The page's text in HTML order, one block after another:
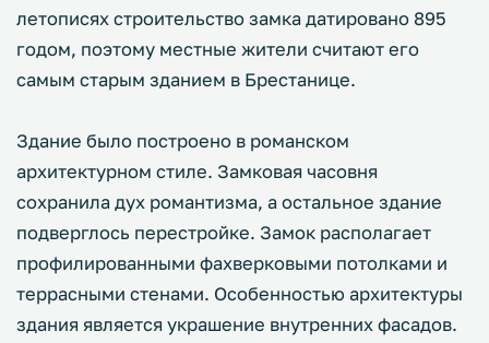
летописях строительство замка датировано 895
годом, поэтому местные жители считают его
самым старым зданием в Брестанице.
Здание было построено в романском
архитектурном стиле. Замковая часовня
сохранила дух романтизма, а остальное здание
подверглось перестройке. Замок располагает
профилированными фахверковыми потолками и
террасными стенами. Особенностью архитектуры
здания является украшение внутренних фасадов.